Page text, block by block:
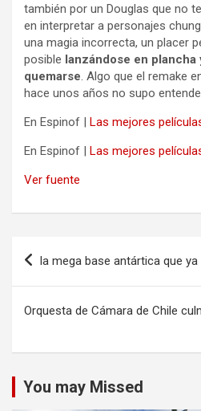
también por un Douglas que no
en interpretar a personajes
una magia incorrecta, un placer
posible lanzándose en plancha
quemarse. Algo que el remake
hace unos años no supo
En Espinof | Las mejores
En Espinof | Las mejores
Ver fuente
Navegación
entradas
la mega base antártica que
Orquesta de Cámara de Chile
You may Missed